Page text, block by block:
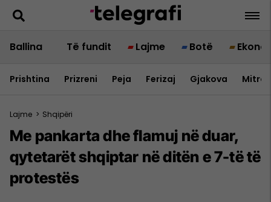
Ballina Të fundit Lajme Botë
Prishtina Prizreni Peja Ferizaj Gjakova
Lajme > Shqipëri
Me pankarta dhe flamuj në duar,
qytetarët shqiptar në ditën e 7-të të
protestës